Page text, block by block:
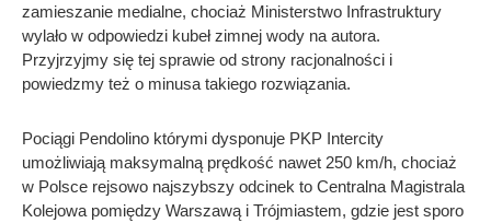
zamieszanie medialne, chociaż Ministerstwo Infrastruktury
wylało w odpowiedzi kubeł zimnej wody na autora.
Przyjrzyjmy się tej sprawie od strony racjonalności i
powiedzmy też o minusa takiego rozwiązania.
Pociągi Pendolino którymi dysponuje PKP Intercity
umożliwiają maksymalną prędkość nawet 250 km/h, chociaż
w Polsce rejsowo najszybszy odcinek to Centralna Magistrala
Kolejowa pomiędzy Warszawą i Trójmiastem, gdzie jest sporo